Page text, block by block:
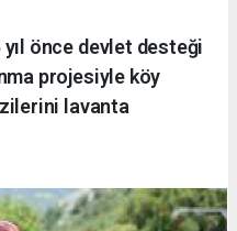
önce devlet desteği
projesiyle köy
lavanta